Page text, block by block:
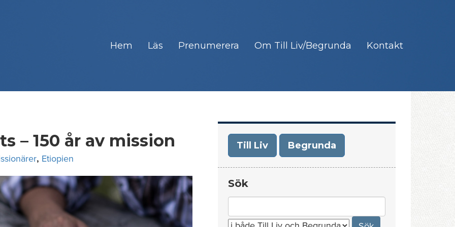
Hem Läs Prenumerera Om Till Liv/Begrunda Kontakt
– 150 år av mission
, Etiopien
Till Liv Begrunda
Sök
for: